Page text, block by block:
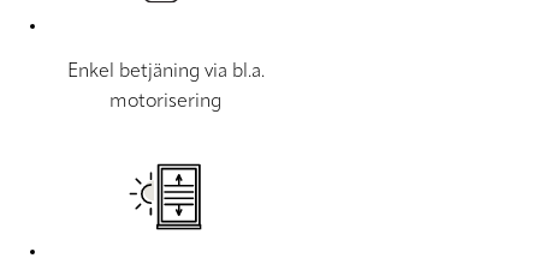
Enkel betjäning via bl.a.
motorisering